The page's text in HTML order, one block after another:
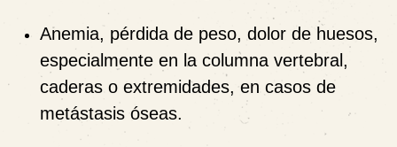
Anemia, pérdida de peso, dolor de huesos,
especialmente en la columna vertebral,
caderas o extremidades, en casos de
metástasis óseas.